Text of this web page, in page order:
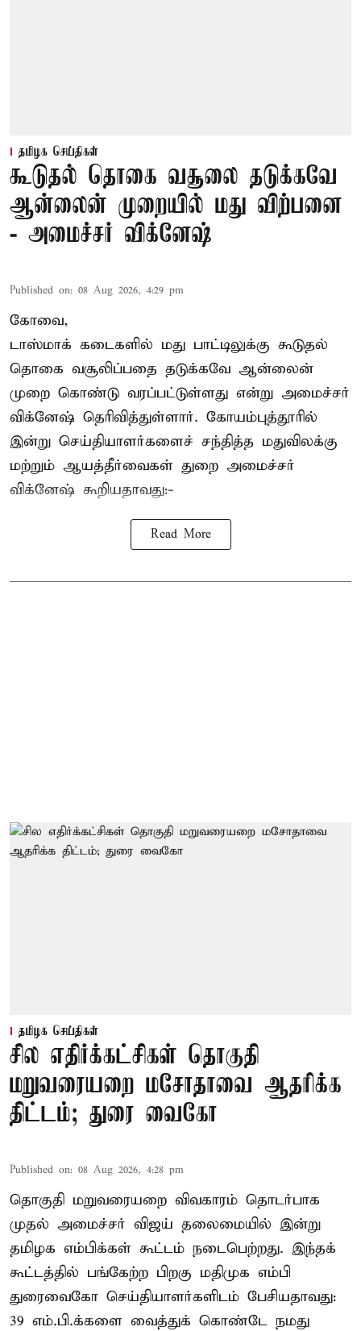
தமிழக செய்திகள்
கூடுதல் தொகை வசூலை தடுக்கவே
ஆன்லைன் முறையில் மது விற்பனை
- அமைச்சர் விக்னேஷ்
Published on: 08 Aug 2026, 4:29 pm
கோவை,
டாஸ்மாக் கடைகளில் மது பாட்டிலுக்கு கூடுதல்
தொகை வசூலிப்பதை தடுக்கவே ஆன்லைன்
முறை கொண்டு வரப்பட்டுள்ளது என்று அமைச்சர்
விக்னேஷ் தெரிவித்துள்ளார். கோயம்புத்தூரில்
இன்று செய்தியாளர்களைச் சந்தித்த மதுவிலக்கு
மற்றும் ஆயத்தீர்வைகள் துறை அமைச்சர்
விக்னேஷ் கூறியதாவது:-
Read More
தமிழக செய்திகள்
சில எதிர்க்கட்சிகள் தொகுதி
மறுவரையறை மசோதாவை ஆதரிக்க
திட்டம்; துரை வைகோ
Published on: 08 Aug 2026, 4:28 pm
தொகுதி மறுவரையறை விவகாரம் தொடர்பாக
முதல் அமைச்சர் விஜய் தலைமையில் இன்று
தமிழக எம்பிக்கள் கூட்டம் நடைபெற்றது. இந்தக்
கூட்டத்தில் பங்கேற்ற பிறகு மதிமுக எம்பி
துரைவைகோ செய்தியாளர்களிடம் பேசியதாவது:
39 எம்.பி.க்களை வைத்துக் கொண்டே நமது